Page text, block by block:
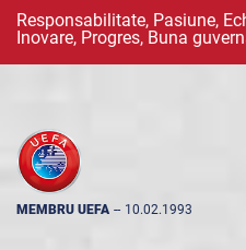
Responsabilitate, Pasiune,
Inovare, Progres, Buna
MEMBRU UEFA -- 10.02.1993